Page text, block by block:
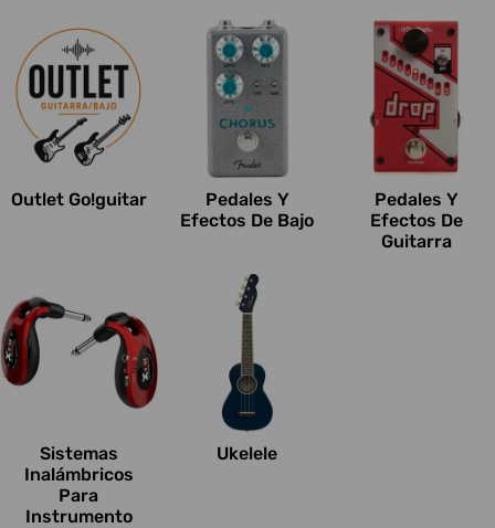
Outlet Go!guitar
Pedales Y
Efectos De Bajo
Pedales Y
Efectos De
Guitarra
Sistemas
Inalámbricos
Para
Instrumento
Ukelele